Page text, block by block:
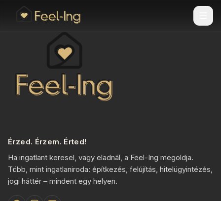
Érzed. Érzem. Érted!
Ha ingatlant keresel, vagy eladnál, a Feel-Ing megoldja.
Több, mint ingatlaniroda: építkezés, felújítás, hitelügyintézés,
jogi háttér – mindent egy helyen.